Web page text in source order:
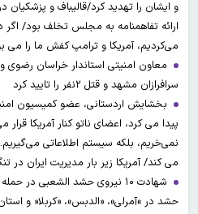
و ایشان را تهدید کرد/قالیباف و پزشکیان
ارائه تفاهمنامه به مجلس تخلف بود/
می‌کردیم، آمریکا و ترامپ کفش ما را می
معاون امنیتی استاندار خراسان رضوی
سرافرازان مشهد و قتل ۲نفر را تایید کرد
بخشایش اردستانی، عضو کمیسیون
پیدا می کرد، اعضای ناتو کنار آمریکا
نمی‌خریم، بلکه سیستم اطلاعاتی
می کند/ آمریکا زیر بار مدیریت ایران در
شهادت ۱۰ نیروی حشد الشعبی در
حشد در »آمرلی»، «الدبس»، «کربلا« و